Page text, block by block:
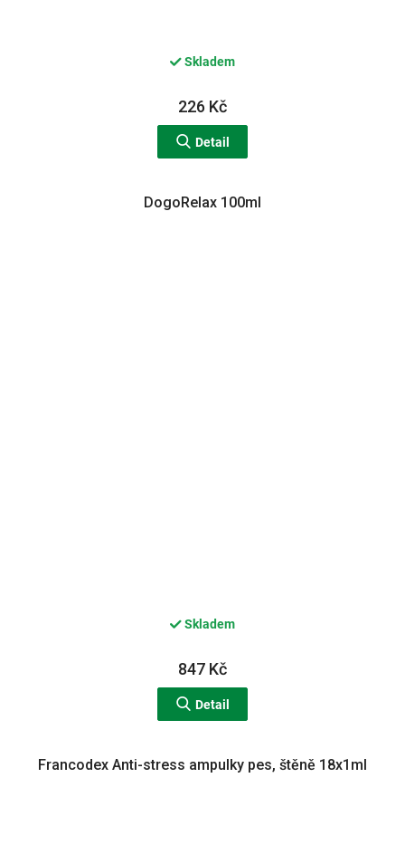
Skladem
226 Kč
Detail
DogoRelax 100ml
Skladem
847 Kč
Detail
Francodex Anti-stress ampulky pes, štěně 18x1ml